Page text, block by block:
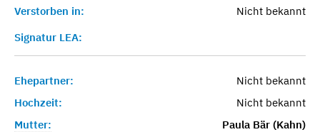
Verstorben in:
Nicht bekannt
Signatur LEA:
Ehepartner:
Nicht bekannt
Hochzeit:
Nicht bekannt
Mutter:
Paula Bär (Kahn)